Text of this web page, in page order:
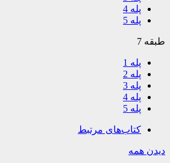
پله 4
پله 5
طبقه 7
پله 1
پله 2
پله 3
پله 4
پله 5
کتاب‌های مرتبط
دیدن همه